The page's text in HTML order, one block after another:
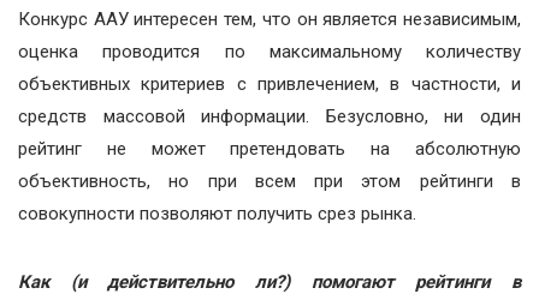
Конкурс ААУ интересен тем, что он является независимым,
оценка проводится по максимальному количеству
объективных критериев с привлечением, в частности, и
средств массовой информации. Безусловно, ни один
рейтинг не может претендовать на абсолютную
объективность, но при всем при этом рейтинги в
совокупности позволяют получить срез рынка.
Как (и действительно ли?) помогают рейтинги в